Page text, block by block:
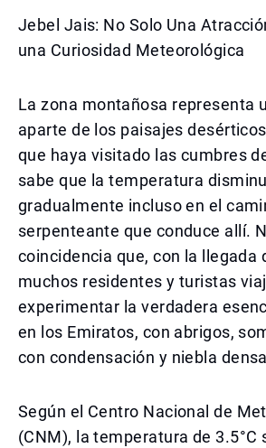
Jebel Jais: No Solo Una
una Curiosidad Meteorológica
La zona montañosa representa
aparte de los paisajes
que haya visitado las cumbres
sabe que la temperatura
gradualmente incluso en el
serpenteante que conduce allí.
coincidencia que, con la llegada
muchos residentes y turistas
experimentar la verdadera
en los Emiratos, con abrigos,
con condensación y niebla
Según el Centro Nacional de
(CNM), la temperatura de 3.5°C